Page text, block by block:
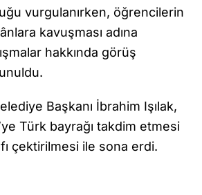
vurgulanırken, öğrencilerin
kavuşması adına
hakkında görüş
Başkanı İbrahim Işılak,
Türk bayrağı takdim etmesi
çektirilmesi ile sona erdi.